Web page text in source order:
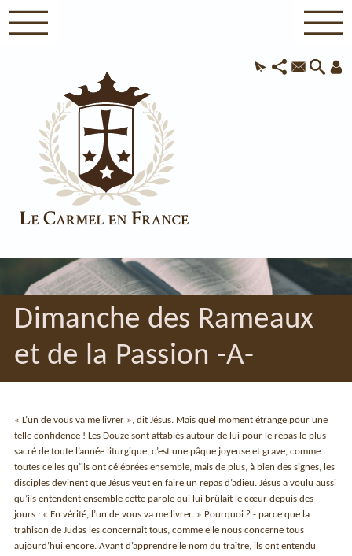
Dimanche des Rameaux
et de la Passion -A-
« L’un de vous va me livrer », dit Jésus. Mais quel moment étrange pour une
telle confidence ! Les Douze sont attablés autour de lui pour le repas le plus
sacré de toute l’année liturgique, c’est une pâque joyeuse et grave, comme
toutes celles qu’ils ont célébrées ensemble, mais de plus, à bien des signes, les
disciples devinent que Jé­sus veut en faire un repas d’adieu. Jésus a voulu aussi
qu’ils entendent ensemble cette parole qui lui brûlait le cœur depuis des
jours : « En vérité, l’un de vous va me livrer. » Pourquoi ? - parce que la
trahison de Judas les concernait tous, comme elle nous con­cerne tous
aujourd’hui encore. Avant d’apprendre le nom du traître, ils ont entendu